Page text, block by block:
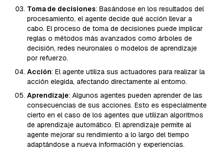
Toma de decisiones: Basándose en los resultados del
procesamiento, el agente decide qué acción llevar a
cabo. El proceso de toma de decisiones puede implicar
reglas o métodos más avanzados como árboles de
decisión, redes neuronales o modelos de aprendizaje
por refuerzo.
Acción: El agente utiliza sus actuadores para realizar la
acción elegida, afectando directamente al entorno.
Aprendizaje: Algunos agentes pueden aprender de las
consecuencias de sus acciones. Esto es especialmente
cierto en el caso de los agentes que utilizan algoritmos
de aprendizaje automático. El aprendizaje permite al
agente mejorar su rendimiento a lo largo del tiempo
adaptándose a nueva información y experiencias.